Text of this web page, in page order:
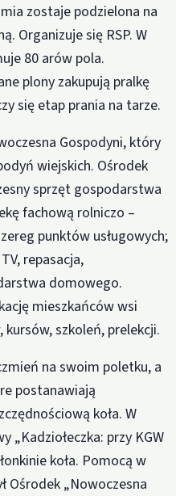
zostaje podzielona na
Organizuje się RSP. W
80 arów pola.
plony zakupują pralkę
się etap prania na tarze.
Gospodyni, który
wiejskich. Ośrodek
sprzęt gospodarstwa
fachową rolniczo –
punktów usługowych;
repasacja,
domowego.
mieszkańców wsi
szkoleń, prelekcji.
na swoim poletku, a
postanawiają
koła. W
„Kadziołeczka: przy KGW
koła. Pomocą w
Ośrodek „Nowoczesna